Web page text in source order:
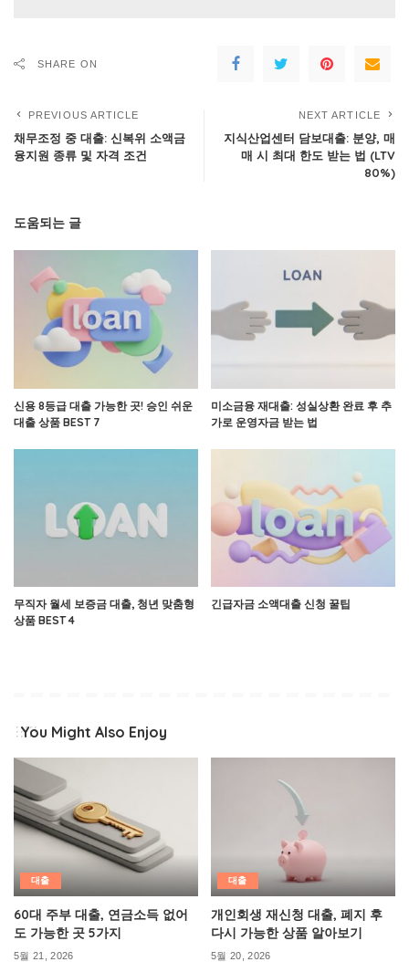
SHARE ON
PREVIOUS ARTICLE
채무조정 중 대출: 신복위 소액금
융지원 종류 및 자격 조건
NEXT ARTICLE
지식산업센터 담보대출: 분양, 매
매 시 최대 한도 받는 법 (LTV
80%)
도움되는 글
신용 8등급 대출 가능한 곳! 승인 쉬운
대출 상품 BEST 7
미소금융 재대출: 성실상환 완료 후 추
가로 운영자금 받는 법
무직자 월세 보증금 대출, 청년 맞춤형
상품 BEST 4
긴급자금 소액대출 신청 꿀팁
You Might Also Enjoy
대출
60대 주부 대출, 연금소득 없어
도 가능한 곳 5가지
5월 21, 2026
대출
개인회생 재신청 대출, 폐지 후
다시 가능한 상품 알아보기
5월 20, 2026